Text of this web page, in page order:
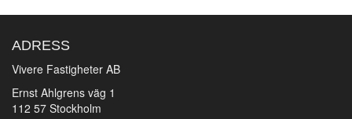
ADRESS
Vivere Fastigheter AB
Ernst Ahlgrens väg 1
112 57 Stockholm